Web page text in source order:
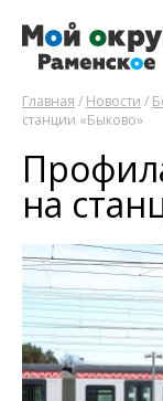
Главная / Новости /
станции «Быково»
на